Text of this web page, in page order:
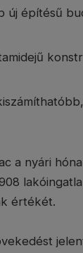
új építésű
a nyári
értékét.